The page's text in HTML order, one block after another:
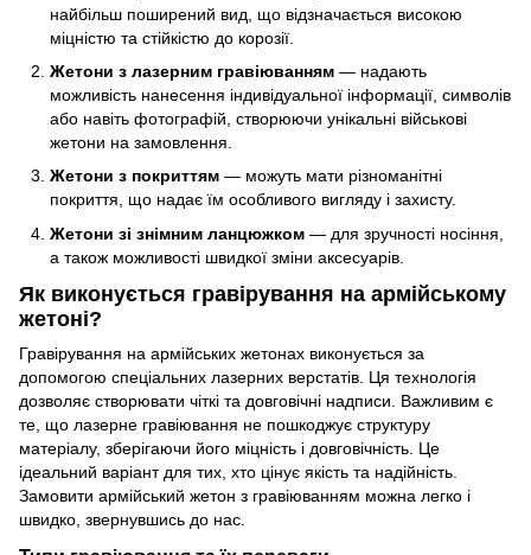
найбільш поширений вид, що відзначається високою
міцністю та стійкістю до корозії.
Жетони з лазерним гравіюванням — надають
можливість нанесення індивідуальної інформації, символів
або навіть фотографій, створюючи унікальні військові
жетони на замовлення.
Жетони з покриттям — можуть мати різноманітні
покриття, що надає їм особливого вигляду і захисту.
Жетони зі знімним ланцюжком — для зручності носіння,
а також можливості швидкої зміни аксесуарів.
Як виконується гравірування на армійському
жетоні?
Гравірування на армійських жетонах виконується за
допомогою спеціальних лазерних верстатів. Ця технологія
дозволяє створювати чіткі та довговічні надписи. Важливим є
те, що лазерне гравіювання не пошкоджує структуру
матеріалу, зберігаючи його міцність і довговічність. Це
ідеальний варіант для тих, хто цінує якість та надійність.
Замовити армійський жетон з гравіюванням можна легко і
швидко, звернувшись до нас.